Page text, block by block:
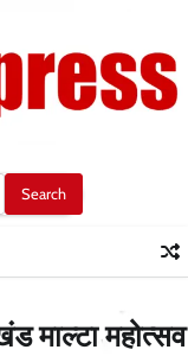
माल्टा महोत्सव